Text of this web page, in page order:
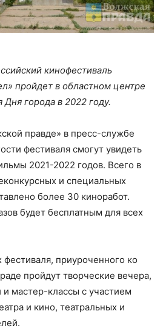
кинофестиваль
пройдет в областном центре
Дня города в 2022 году.
правде» в пресс-службе
фестиваля смогут увидеть
2021-2022 годов. Всего в
и специальных
более 30 киноработ.
будет бесплатным для всех
приуроченного ко
пройдут творческие вечера,
и мастер-классы с участием
и кино, театральных и